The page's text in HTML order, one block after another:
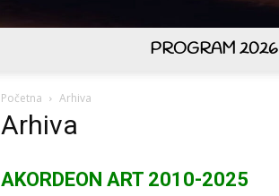
PROGRAM 2026
Početna Arhiva
Arhiva
AKORDEON ART 2010-2025